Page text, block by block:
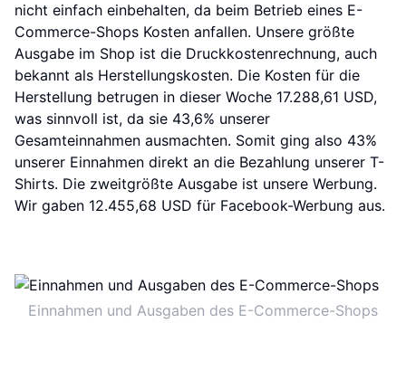
nicht einfach einbehalten, da beim Betrieb eines E-
Commerce-Shops Kosten anfallen. Unsere größte
Ausgabe im Shop ist die Druckkostenrechnung, auch
bekannt als Herstellungskosten. Die Kosten für die
Herstellung betrugen in dieser Woche 17.288,61 USD,
was sinnvoll ist, da sie 43,6% unserer
Gesamteinnahmen ausmachten. Somit ging also 43%
unserer Einnahmen direkt an die Bezahlung unserer T-
Shirts. Die zweitgrößte Ausgabe ist unsere Werbung.
Wir gaben 12.455,68 USD für Facebook-Werbung aus.
Einnahmen und Ausgaben des E-Commerce-Shops